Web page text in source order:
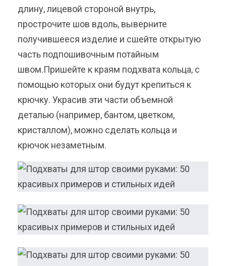
длину, лицевой стороной внутрь,
прострочите шов вдоль, выверните
получившееся изделие и сшейте открытую
часть подпошивочным потайным
швом.Пришейте к краям подхвата кольца, с
помощью которых они будут крепиться к
крючку. Украсив эти части объемной
деталью (например, бантом, цветком,
кристаллом), можно сделать кольца и
крючок незаметным.